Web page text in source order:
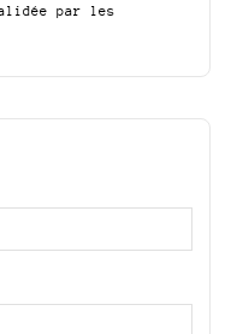
par les